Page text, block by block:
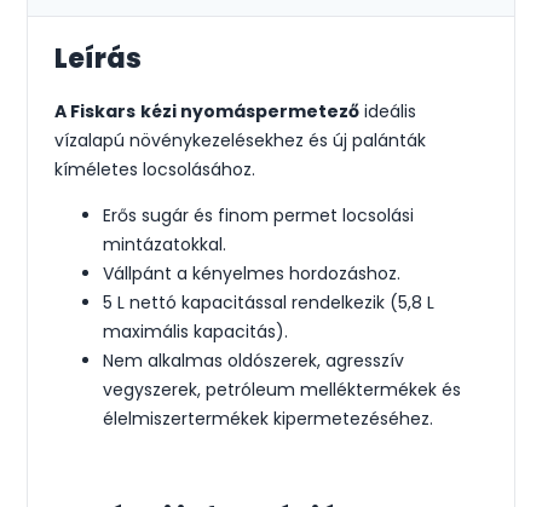
Leírás
A Fiskars kézi nyomáspermetező ideális
vízalapú növénykezelésekhez és új palánták
kíméletes locsolásához.
Erős sugár és finom permet locsolási
mintázatokkal.
Vállpánt a kényelmes hordozáshoz.
5 L nettó kapacitással rendelkezik (5,8 L
maximális kapacitás).
Nem alkalmas oldószerek, agresszív
vegyszerek, petróleum melléktermékek és
élelmiszertermékek kipermetezéséhez.